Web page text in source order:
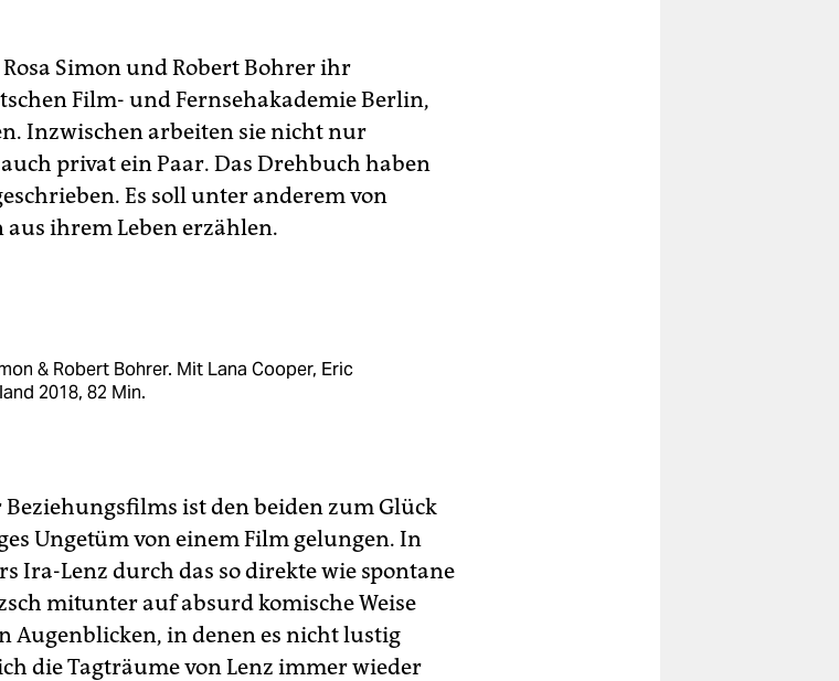
Simon und Robert Bohrer ihr
Film- und Fernsehakademie Berlin,
Inzwischen arbeiten sie nicht nur
privat ein Paar. Das Drehbuch haben
Es soll unter anderem von
ihrem Leben erzählen.
& Robert Bohrer. Mit Lana Cooper, Eric
2018, 82 Min.
ist den beiden zum Glück
Ungetüm von einem Film gelungen. In
Ira-Lenz durch das so direkte wie spontane
mitunter auf absurd komische Weise
Augenblicken, in denen es nicht lustig
die Tagträume von Lenz immer wieder